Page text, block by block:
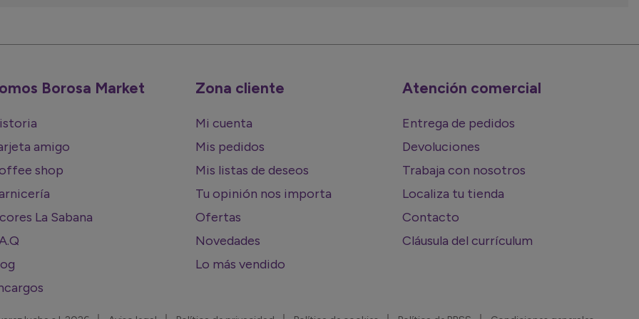
Borosa Market
amigo
shop
La Sabana
Zona cliente
Mi cuenta
Mis pedidos
Mis listas de deseos
Tu opinión nos importa
Ofertas
Novedades
Lo más vendido
Atención comercial
Entrega de pedidos
Devoluciones
Trabaja con nosotros
Localiza tu tienda
Contacto
Cláusula del currículum